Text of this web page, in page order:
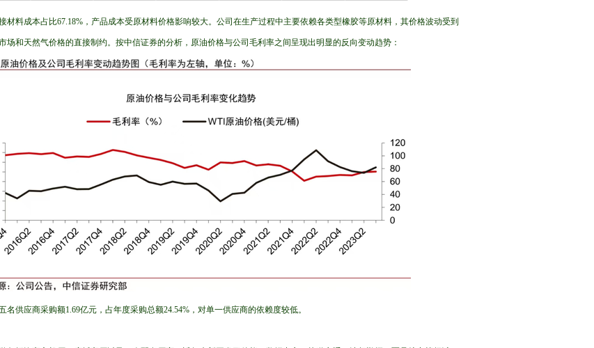
材料成本占比67.18%，产品成本受原材料价格影响较大。公司在生产过程中主要依赖各类型橡胶等原材料，其价格波动受到
场和天然气价格的直接制约。按中信证券的分析，原油价格与公司毛利率之间呈现出明显的反向变动趋势：
名供应商采购额1.69亿元，占年度采购总额24.54%，对单一供应商的依赖度较低。